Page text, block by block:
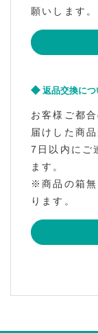
願いします。
返品交換につ
お客様ご都
届けした商
7日以内にご
ます。
※商品の箱無
ります。